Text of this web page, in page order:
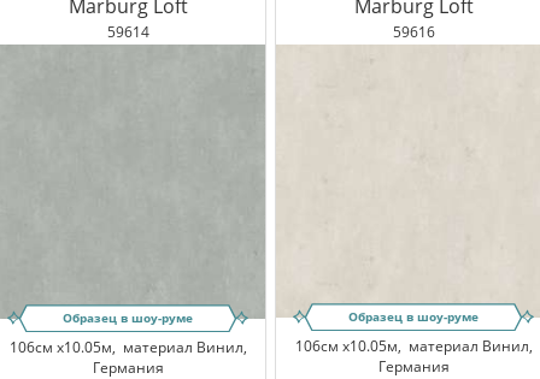
Marburg Loft
59614
Образец в шоу-руме
106см x10.05м, материал Винил,
Германия
Marburg Loft
59616
Образец в шоу-руме
106см x10.05м, материал Винил,
Германия